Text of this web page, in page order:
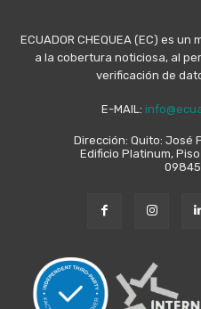
ECUADOR CHEQUEA (EC) es
a la cobertura noticiosa, al
verificación de
E-MAIL:
Dirección: Quito: José
Edificio Platinum, Piso